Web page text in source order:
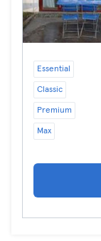
Essential
Classic
Premium
Max